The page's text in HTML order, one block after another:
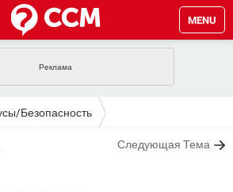
MENU
FACEBOOK
WINDOWS 10
TELEGRAM
Безопасность
Следующая Тема